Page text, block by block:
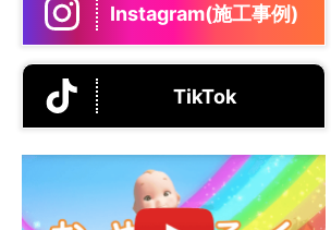
Instagram(施工事例)
TikTok